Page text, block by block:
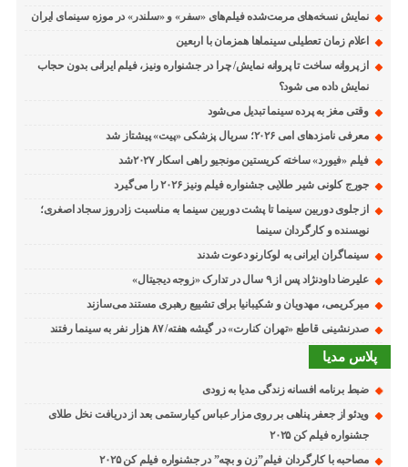
نمایش نسخه‌های مرمت‌شده فیلم‌های «سفر» و «سلندر» در موزه سینمای ایران
اعلام زمان تعطیلی سینماها همزمان با اربعین
از پروانه ساخت تا پروانه نمایش/ چرا در جشنواره ونیز، فیلم ایرانی بدون حجاب
نمایش داده می شود؟
وقتی مغز به پرده سینما تبدیل می‌شود
معرفی نامزدهای امی ۲۰۲۶؛ سریال پزشکی «پیت» پیشتاز شد
فیلم «فیورد» ساخته کریستین مونجیو راهی اسکار ۲۰۲۷شد
جورج کلونی شیر طلایی جشنواره فیلم ونیز ۲۰۲۶ را می‌گیرد
از جلوی دوربین سینما تا پشت دوربین سینما به مناسبت زادروز سجاد اصغری؛
نویسنده و کارگردان سینما
سینماگران ایرانی به لوکارنو دعوت شدند
علیرضا داودنژاد پس از ۹ سال در تدارک «زوجه دیجیتال»
میرکریمی، مهدویان و شکیبانیا برای تشییع رهبری مستند می‌سازند
صدرنشینی قاطع «تهران کنارت» در گیشه هفته/ ۸۷ هزار نفر به سینما رفتند
پلاس مدیا
ضبط برنامه افسانه زندگی مدیا به زودی
ویدئو از جعفر پناهی بر روی مزار عباس کیارستمی بعد از دریافت نخل طلای
جشنواره فیلم کن ۲۰۲۵
مصاحبه با کارگردان فیلم”زن و بچه” در جشنواره فیلم کن ۲۰۲۵